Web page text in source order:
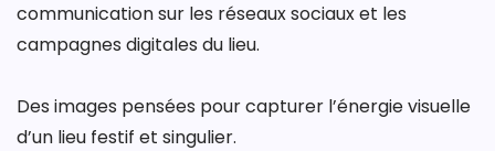
communication sur les réseaux sociaux et les
campagnes digitales du lieu.
Des images pensées pour capturer l’énergie visuelle
d’un lieu festif et singulier.